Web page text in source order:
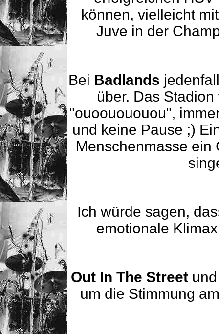
können, vielleicht
Juve in der
Bei Badlands
über. Das
"ouoouououou",
und keine Pause ;)
Menschenmasse ein
Ich würde sagen,
emotionale
Out In The Street
um die Stimmung